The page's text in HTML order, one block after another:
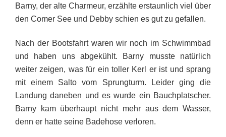
Barny, der alte Charmeur, erzählte erstaunlich viel über
den Comer See und Debby schien es gut zu gefallen.
Nach der Bootsfahrt waren wir noch im Schwimmbad
und haben uns abgekühlt. Barny musste natürlich
weiter zeigen, was für ein toller Kerl er ist und sprang
mit einem Salto vom Sprungturm. Leider ging die
Landung daneben und es wurde ein Bauchplatscher.
Barny kam überhaupt nicht mehr aus dem Wasser,
denn er hatte seine Badehose verloren.